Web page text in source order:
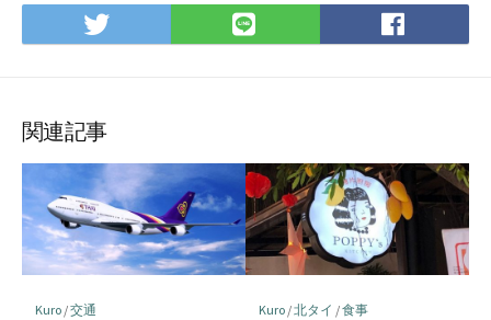
Twitter
で
LINE
で
で
関連記事
Kuro/交通 Kuro/北タイ /食事